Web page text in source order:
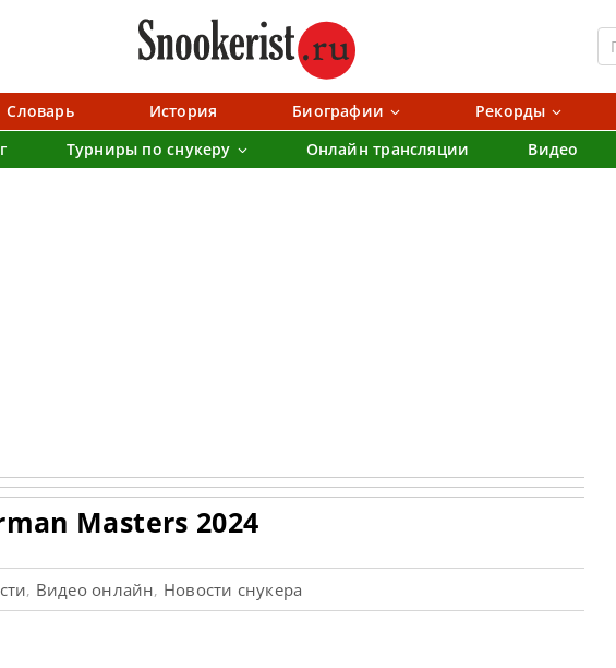
Словарь История Биографии Рекорды
Турниры по снукеру Онлайн трансляции Видео
Masters 2024
, Видео онлайн, Новости снукера